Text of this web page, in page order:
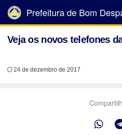
Prefeitura de Bom
Veja os novos telefones
24 de dezembro de 2017